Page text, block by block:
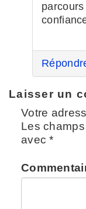
Laisser un
Votre
Les
avec*